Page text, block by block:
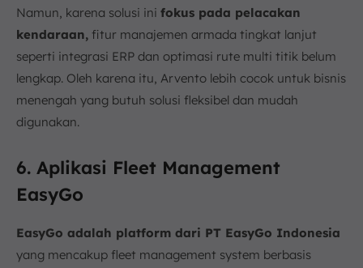
Namun, karena solusi ini fokus pada pelacakan
kendaraan, fitur manajemen armada tingkat lanjut
seperti integrasi ERP dan optimasi rute multi titik belum
lengkap. Oleh karena itu, Arvento lebih cocok untuk bisnis
menengah yang butuh solusi fleksibel dan mudah
digunakan.
6. Aplikasi Fleet Management
EasyGo
EasyGo adalah platform dari PT EasyGo Indonesia
yang mencakup fleet management system berbasis